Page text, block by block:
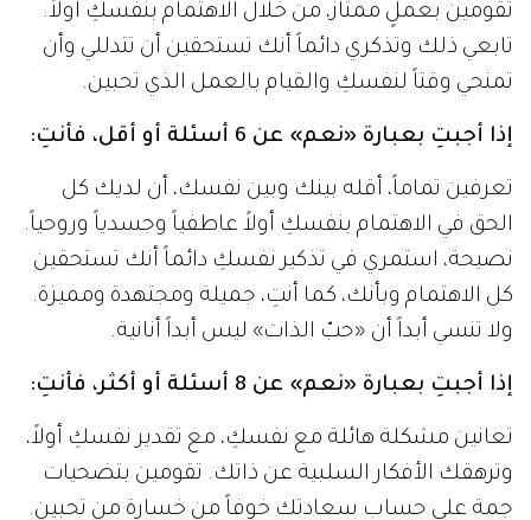
تقومين بعملٍ ممتاز، من خلال الاهتمام بنفسكِ أولاً.
تابعي ذلك وتذكري دائماً أنك تستحقين أن تتدللي وأن
تمنحي وقتاً لنفسكِ والقيام بالعمل الذي تحبين.
إذا أجبتِ بعبارة «نعم» عن 6 أسئلة أو أقل، فأنتِ:
تعرفين تماماً، أقله بينك وبين نفسك، أن لديك كل
الحق في الاهتمام بنفسكِ أولاً عاطفياً وجسدياً وروحياً.
نصيحة، استمري في تذكير نفسكِ دائماً أنك تستحقين
كل الاهتمام وبأنك، كما أنتِ، جميلة ومجتهدة ومميزة.
ولا تنسي أبداً أن «حبّ الذات» ليس أبداً أنانية.
إذا أجبتِ بعبارة «نعم» عن 8 أسئلة أو أكثر، فأنتِ:
تعانين مشكلة هائلة مع نفسكِ، مع تقدير نفسكِ أولاً،
وترهقك الأفكار السلبية عن ذاتك. تقومين بتضحيات
جمة على حساب سعادتك خوفاً من خسارة من تحبين.